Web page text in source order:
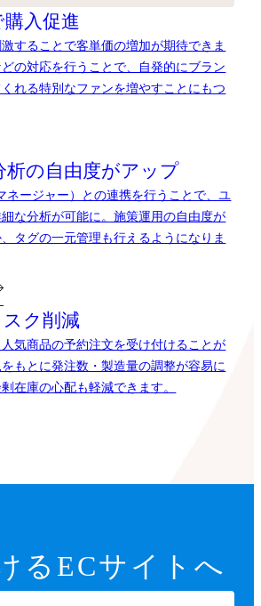
入促進
することで客単価の増加が期待できま
の対応を行うことで、自発的にブラン
れる特別なファンを増やすことにもつ
析の自由度がアップ
ネージャー）との連携を行うことで、ユ
な分析が可能に。施策運用の自由度が
タグの一元管理も行えるようになりま
ク削減
気商品の予約注文を受け付けることが
もとに発注数・製造量の調整が容易に
在庫の心配も軽減できます。
る ECサイトへ